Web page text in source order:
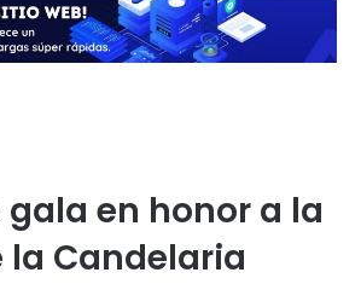
gala en honor a la
la Candelaria